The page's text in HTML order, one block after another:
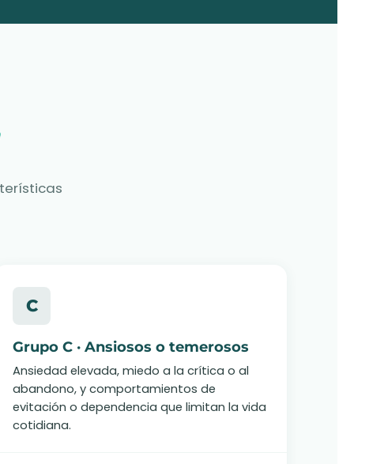
C
Grupo C · Ansiosos o temerosos
Ansiedad elevada, miedo a la crítica o al
abandono, y comportamientos de
evitación o dependencia que limitan la vida
cotidiana.